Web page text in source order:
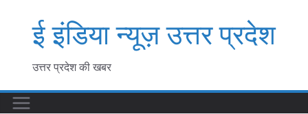
contentई इंडिया न्यूज़ उत्तर प्रदेश
उत्तर प्रदेश की खबर